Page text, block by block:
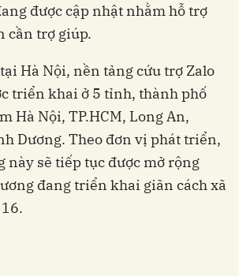
được cập nhật nhằm hỗ trợ
cần trợ giúp.
Hà Nội, nền tảng cứu trợ Zalo
triển khai ở 5 tỉnh, thành phố
Hà Nội, TP.HCM, Long An,
Dương. Theo đơn vị phát triển,
này sẽ tiếp tục được mở rộng
đang triển khai giãn cách xã